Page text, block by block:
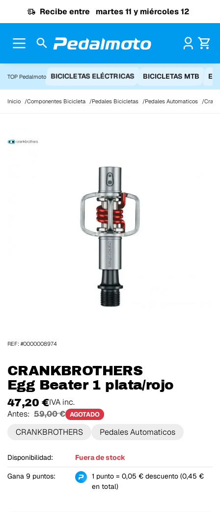
Recibe entre martes 11 y miércoles 12
TOP Pedalmoto BICICLETAS ELÉCTRICAS BICICLETAS MTB
Inicio Componentes Bicicleta Pedales Bicicletas Pedales Automaticos
CRANKBROTHERS
Egg Beater 1 plata/rojo
47,20 €IVA inc.
Antes: 59,00 € AGOTADO
CRANKBROTHERS Pedales Automaticos
Disponibilidad: Fuera de stock
Gana 9 puntos:
1 punto = 0,05 € descuento (0,45 €
en total)
REF: #0000008974